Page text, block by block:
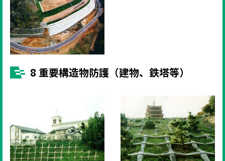
8 重要構造物防護（建物、鉄塔等）